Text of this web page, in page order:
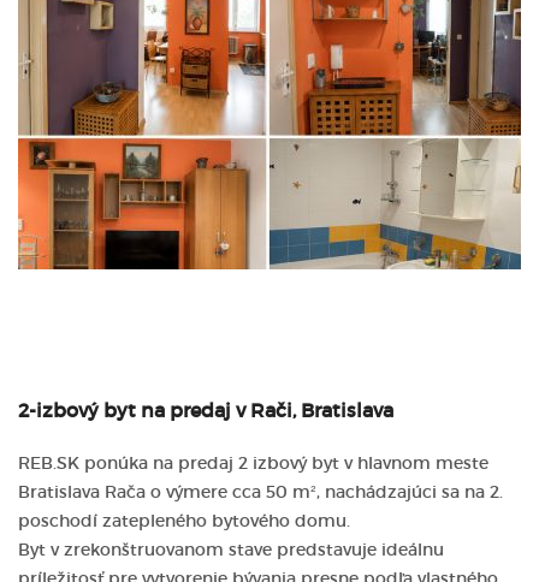
2-izbový byt na predaj v Rači, Bratislava
REB.SK ponúka na predaj 2 izbový byt v hlavnom meste
Bratislava Rača o výmere cca 50 m², nachádzajúci sa na 2.
poschodí zatepleného bytového domu.
Byt v zrekonštruovanom stave predstavuje ideálnu